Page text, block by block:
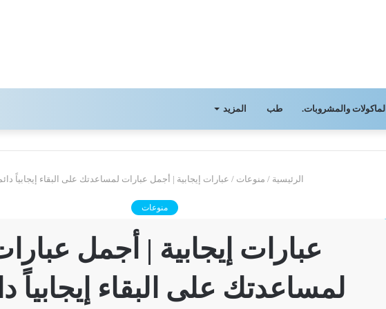
الماكولات والمشروبات. طب المزيد
الرئيسية / منوعات / عبارات إيجابية | أجمل عبارات لمساعدتك على البقاء إيجابياً
منوعات
عبارات إيجابية | أجمل
لمساعدتك على البقاء إيجابياً